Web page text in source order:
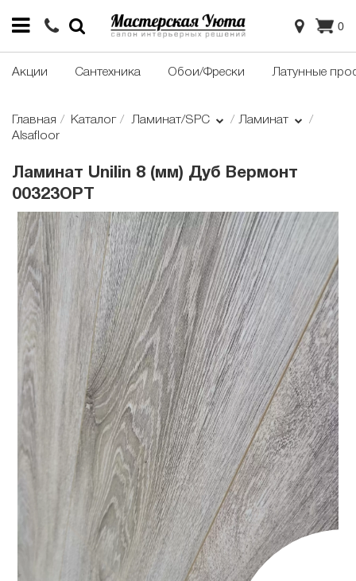
0
Акции Сантехника Обои/Фрески Латунные
Главная Каталог Ламинат/SPC
Ламинат
Alsafloor
Ламинат Unilin 8 (мм) Дуб Вермонт
00323OPT